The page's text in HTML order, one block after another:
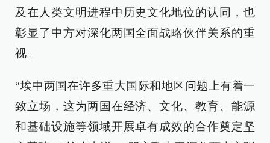
及在人类文明进程中历史文化地位的认同，也
彰显了中方对深化两国全面战略伙伴关系的重
视。
“埃中两国在许多重大国际和地区问题上有着一
致立场，这为两国在经济、文化、教育、能源
和基础设施等领域开展卓有成效的合作奠定坚